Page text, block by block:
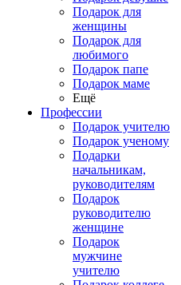
Подарок для
женщины
Подарок для
любимого
Подарок папе
Подарок маме
Ещё
Профессии
Подарок учителю
Подарок ученому
Подарки
начальникам,
руководителям
Подарок
руководителю
женщине
Подарок
мужчине
учителю